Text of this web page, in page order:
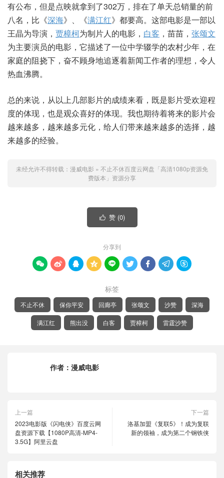
有公布，但是点映就拿到了302万，排在了单天总销量的前
八名，比《深海》、《满江红》都要高。这部电影是一部以
王晶为导演， 贾樟柯为制片人的电影， 白客 ，苗苗， 张颂文
为主要演员的电影，它描述了一位中学辍学的农村少年，在
家庭的阻挠下，奋不顾身地追逐着新闻工作者的理想，令人
热血沸腾。
总的来说，从以上几部影片的成绩来看，既是影片受欢迎程
度的体现，也是观众喜好的体现。我也期待着将来的影片会
越来越多，越来越多元化，给人们带来越来越多的选择，越
来越多的经验。
未经允许不得转载： 漫威电影 » 不止不休百度云网盘「高清1080p资源免
费版本」资源分享
 赞 (0)
分享到
        
标签
不止不休 保你平安 回廊亭 张颂文 沙赞 深海
满江红 熊出没 白客 贾樟柯 雷霆沙赞
作者： 漫威电影
上一篇
2023电影版《闪电侠》百度云网
盘资源下载【1080P高清-MP4-
3.5G】阿里云盘
下一篇
洛基加盟《复联5》！成为复联
新的领袖，成为第二个钢铁侠
相关推荐